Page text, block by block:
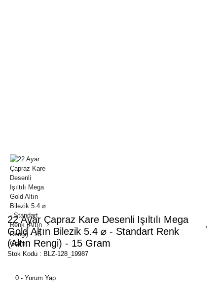
22 Ayar Çapraz Kare Desenli Işıltılı Mega
Gold Altın Bilezik 5.4 ⌀ - Standart Renk
(Altın Rengi) - 15 Gram
Stok Kodu : BLZ-128_19987
0 - Yorum Yap